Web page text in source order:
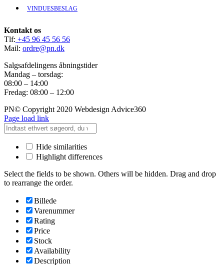
VINDUESBESLAG
Kontakt os
Tlf: +45 96 45 56 56
Mail: ordre@pn.dk
Salgsafdelingens åbningstider
Mandag – torsdag:
08:00 – 14:00
Fredag: 08:00 – 12:00
PN© Copyright 2020 Webdesign Advice360
Page load link
Hide similarities
Highlight differences
Select the fields to be shown. Others will be hidden. Drag and drop
to rearrange the order.
Billede
Varenummer
Rating
Price
Stock
Availability
Description